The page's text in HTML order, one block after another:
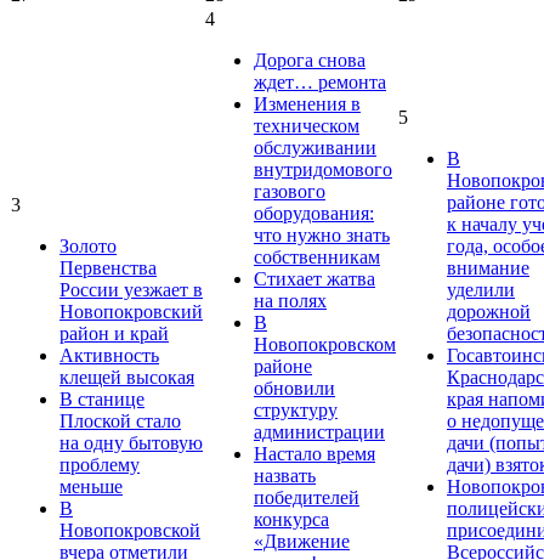
3
Золото
Первенства
России уезжает в
Новопокровский
район и край
Активность
клещей высокая
В станице
Плоской стало
на одну бытовую
проблему
меньше
В
Новопокровской
вчера отметили
4
Дорога снова
ждет… ремонта
Изменения в
техническом
обслуживании
внутридомового
газового
оборудования:
что нужно знать
собственникам
Стихает жатва
на полях
В
Новопокровском
районе
обновили
структуру
администрации
Настало время
назвать
победителей
конкурса
«Движение
5
В
районе
к началу
года,
внимание
уделили
дорожной
края
о
дачи
дачи)